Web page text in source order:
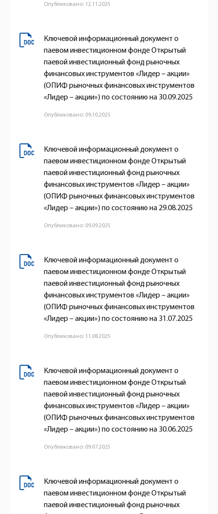
Опубликовано: 12.11.2025
Ключевой информационный документ о
паевом инвестиционном фонде Открытый
паевой инвестиционный фонд рыночных
финансовых инструментов «Лидер – акции»
(ОПИФ рыночных финансовых инструментов
«Лидер – акции») по состоянию на 30.09.2025
Опубликовано: 09.10.2025
Ключевой информационный документ о
паевом инвестиционном фонде Открытый
паевой инвестиционный фонд рыночных
финансовых инструментов «Лидер – акции»
(ОПИФ рыночных финансовых инструментов
«Лидер – акции») по состоянию на 29.08.2025
Опубликовано: 09.09.2025
Ключевой информационный документ о
паевом инвестиционном фонде Открытый
паевой инвестиционный фонд рыночных
финансовых инструментов «Лидер – акции»
(ОПИФ рыночных финансовых инструментов
«Лидер – акции») по состоянию на 31.07.2025
Опубликовано: 11.08.2025
Ключевой информационный документ о
паевом инвестиционном фонде Открытый
паевой инвестиционный фонд рыночных
финансовых инструментов «Лидер – акции»
(ОПИФ рыночных финансовых инструментов
«Лидер – акции») по состоянию на 30.06.2025
Опубликовано: 09.07.2025
Ключевой информационный документ о
паевом инвестиционном фонде Открытый
паевой инвестиционный фонд рыночных